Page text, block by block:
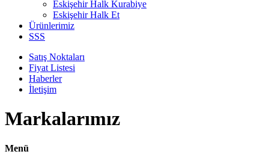
Eskişehir Halk Kurabiye
Eskişehir Halk Et
Ürünlerimiz
SSS
Satış Noktaları
Fiyat Listesi
Haberler
İletişim
Markalarımız
Menü